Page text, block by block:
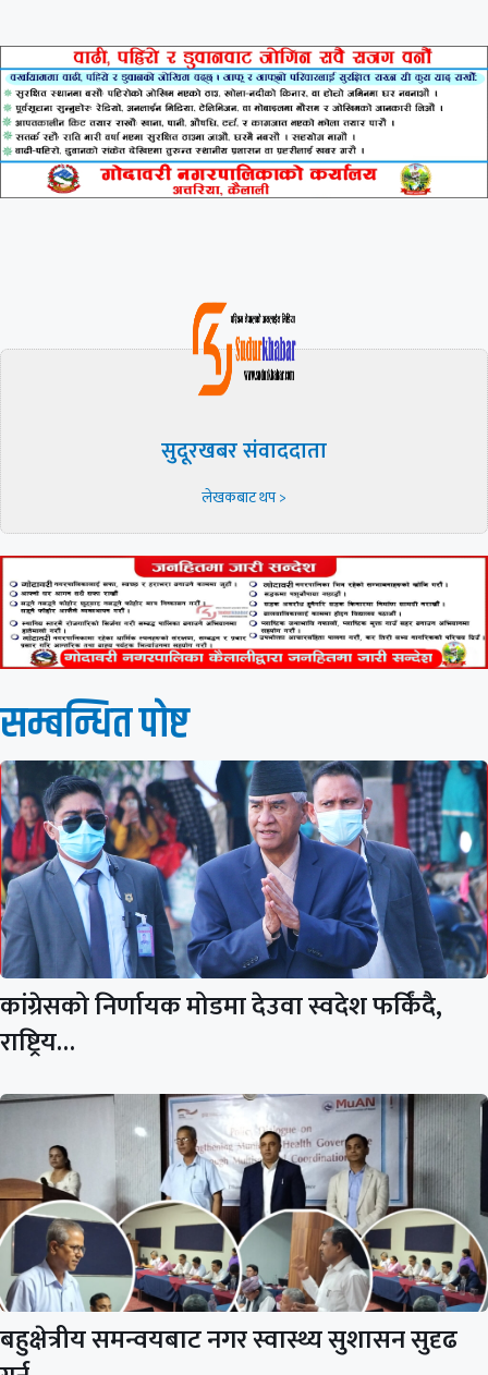
सुदूरखबर संवाददाता
लेखकबाट थप >
सम्बन्धित पाेष्ट
कांग्रेसको निर्णायक मोडमा देउवा स्वदेश फर्किंदै,
राष्ट्रिय…
बहुक्षेत्रीय समन्वयबाट नगर स्वास्थ्य सुशासन सुदृढ